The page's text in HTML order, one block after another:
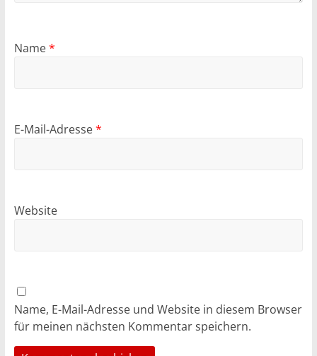
Name*
E-Mail-Adresse*
Website
Name, E-Mail-Adresse und Website in diesem Browser
für meinen nächsten Kommentar speichern.